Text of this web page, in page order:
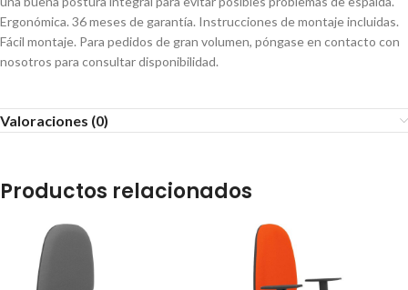
Ergonómica. 36 meses de garantía. Instrucciones de montaje incluidas.
Fácil montaje. Para pedidos de gran volumen, póngase en contacto con
nosotros para consultar disponibilidad.
Valoraciones (0)
Productos relacionados